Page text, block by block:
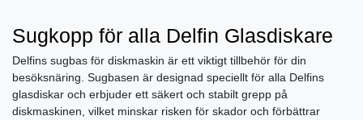
Sugkopp för alla Delfin Glasdiskare
Delfins sugbas för diskmaskin är ett viktigt tillbehör för din
besöksnäring. Sugbasen är designad speciellt för alla Delfins
glasdiskar och erbjuder ett säkert och stabilt grepp på
diskmaskinen, vilket minskar risken för skador och förbättrar